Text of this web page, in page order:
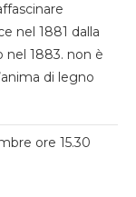
nel 1881 dalla
nel 1883. non è
di legno
ore 15.30